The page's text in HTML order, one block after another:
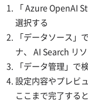
「 Azure OpenAI
選択する
「データソース
ナ、 AI Search リ
「データ管理」で
設定内容やプレビ
ここまで完了する